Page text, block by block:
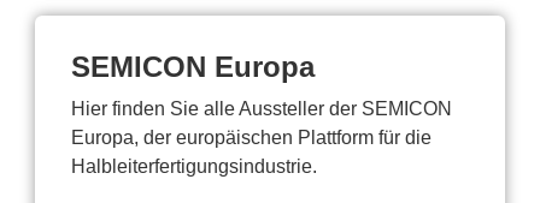
SEMICON Europa
Hier finden Sie alle Aussteller der SEMICON
Europa, der europäischen Plattform für die
Halbleiterfertigungsindustrie.